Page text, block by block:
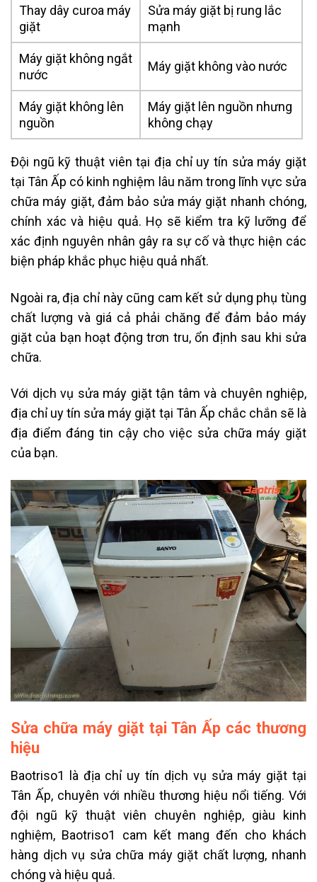
Thay dây curoa máy
giặt
Sửa máy giặt bị rung lắc
mạnh
Máy giặt không ngắt
nước
Máy giặt không vào nước
Máy giặt không lên
nguồn
Máy giặt lên nguồn nhưng
không chạy
Đội ngũ kỹ thuật viên tại địa chỉ uy tín sửa máy giặt
tại Tân Ấp có kinh nghiệm lâu năm trong lĩnh vực sửa
chữa máy giặt, đảm bảo sửa máy giặt nhanh chóng,
chính xác và hiệu quả. Họ sẽ kiểm tra kỹ lưỡng để
xác định nguyên nhân gây ra sự cố và thực hiện các
biện pháp khắc phục hiệu quả nhất.
Ngoài ra, địa chỉ này cũng cam kết sử dụng phụ tùng
chất lượng và giá cả phải chăng để đảm bảo máy
giặt của bạn hoạt động trơn tru, ổn định sau khi sửa
chữa.
Với dịch vụ sửa máy giặt tận tâm và chuyên nghiệp,
địa chỉ uy tín sửa máy giặt tại Tân Ấp chắc chắn sẽ là
địa điểm đáng tin cậy cho việc sửa chữa máy giặt
của bạn.
Sửa chữa máy giặt tại Tân Ấp các thương
hiệu
Baotriso1 là địa chỉ uy tín dịch vụ sửa máy giặt tại
Tân Ấp, chuyên với nhiều thương hiệu nổi tiếng. Với
đội ngũ kỹ thuật viên chuyên nghiệp, giàu kinh
nghiệm, Baotriso1 cam kết mang đến cho khách
hàng dịch vụ sửa chữa máy giặt chất lượng, nhanh
chóng và hiệu quả.